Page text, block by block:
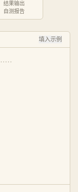
结果输出
自测报告
填入示例